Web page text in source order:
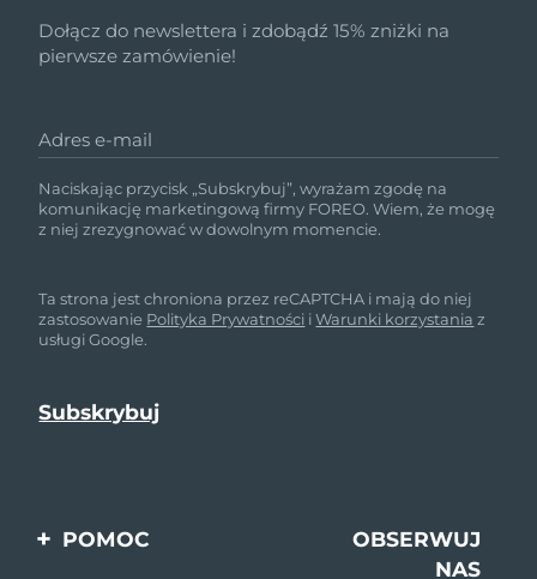
Dołącz do newslettera i zdobądź 15% zniżki na
pierwsze zamówienie!
Adres e-mail
Naciskając przycisk „Subskrybuj”, wyrażam zgodę na
komunikację marketingową firmy FOREO. Wiem, że mogę
z niej zrezygnować w dowolnym momencie.
Ta strona jest chroniona przez reCAPTCHA i mają do niej
zastosowanie Polityka Prywatności iWarunki korzystania z
usługi Google.
POMOC
OBSERWUJ
NAS